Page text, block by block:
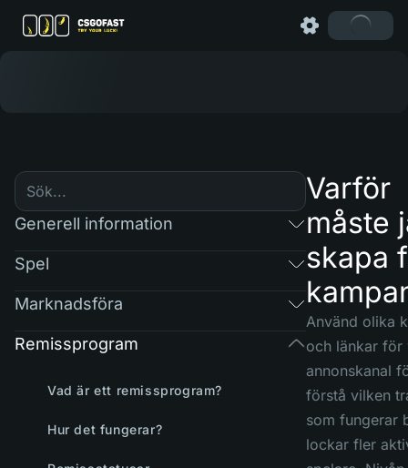
Generell information
Spel
Marknadsföra
Remissprogram
Vad är ett remissprogram?
Hur det fungerar?
Varför
måste
skapa
Använd olika
och länkar för
annonskanal
förstå vilken
som fungerar
lockar fler